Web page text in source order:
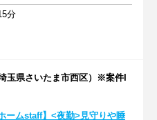
分
玉県さいたま市西区）※案件I
ームstaff】<夜勤>見守りや睡